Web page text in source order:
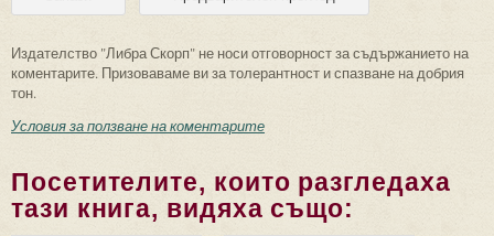
Издателство "Либра Скорп" не носи отговорност за съдържанието на
коментарите. Призоваваме ви за толерантност и спазване на добрия
тон.
Условия за ползване на коментарите
Посетителите, които разгледаха
тази книга, видяха също: